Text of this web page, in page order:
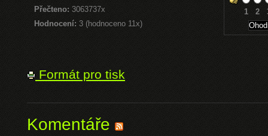
Přečteno: 3063737x
Hodnocení: 3 (hodnoceno 11x)
1 2
Formát pro tisk
Komentáře